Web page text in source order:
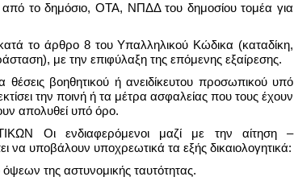
το δημόσιο, ΟΤΑ, ΝΠΔΔ του δημοσίου τομέα για
το άρθρο 8 του Υπαλληλικού Κώδικα (καταδίκη,
με την επιφύλαξη της επόμενης εξαίρεσης.
θέσεις βοηθητικού ή ανειδίκευτου προσωπικού υπό
την ποινή ή τα μέτρα ασφαλείας που τους έχουν
απολυθεί υπό όρο.
Οι ενδιαφερόμενοι μαζί με την αίτηση –
να υποβάλουν υποχρεωτικά τα εξής δικαιολογητικά:
της αστυνομικής ταυτότητας.